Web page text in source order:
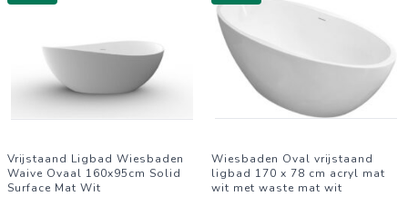
Vrijstaand Ligbad Wiesbaden
Waive Ovaal 160x95cm Solid
Surface Mat Wit
Wiesbaden Oval vrijstaand
ligbad 170 x 78 cm acryl mat
wit met waste mat wit